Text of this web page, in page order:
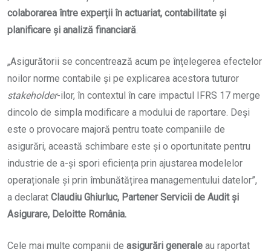
colaborarea între experții în actuariat, contabilitate și
planificare și analiză financiară.
„Asigurătorii se concentrează acum pe înțelegerea efectelor
noilor norme contabile și pe explicarea acestora tuturor
stakeholder-ilor, în contextul în care impactul IFRS 17 merge
dincolo de simpla modificare a modului de raportare. Deși
este o provocare majoră pentru toate companiile de
asigurări, această schimbare este și o oportunitate pentru
industrie de a-și spori eficiența prin ajustarea modelelor
operaționale și prin îmbunătățirea managementului datelor”,
a declarat Claudiu Ghiurluc, Partener Servicii de Audit și
Asigurare, Deloitte România.
Cele mai multe companii de asigurări generale au raportat